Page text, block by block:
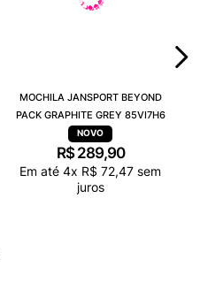
MOCHILA JANSPORT BEYOND
PACK GRAPHITE GREY 85VI7H6
R$ 289,90
Em até 4x R$ 72,47 sem
juros